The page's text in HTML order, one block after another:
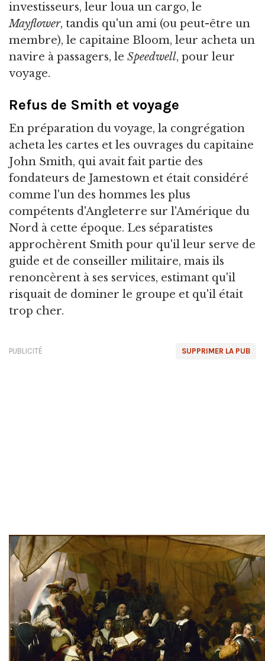
investisseurs, leur loua un cargo, le
Mayflower, tandis qu'un ami (ou peut-être un
membre), le capitaine Bloom, leur acheta un
navire à passagers, le Speedwell, pour leur
voyage.
Refus de Smith et voyage
En préparation du voyage, la congrégation
acheta les cartes et les ouvrages du capitaine
John Smith, qui avait fait partie des
fondateurs de Jamestown et était considéré
comme l'un des hommes les plus
compétents d'Angleterre sur l'Amérique du
Nord à cette époque. Les séparatistes
approchèrent Smith pour qu'il leur serve de
guide et de conseiller militaire, mais ils
renoncèrent à ses services, estimant qu'il
risquait de dominer le groupe et qu'il était
trop cher.
SUPPRIMER LA PUB
PUBLICITÉ